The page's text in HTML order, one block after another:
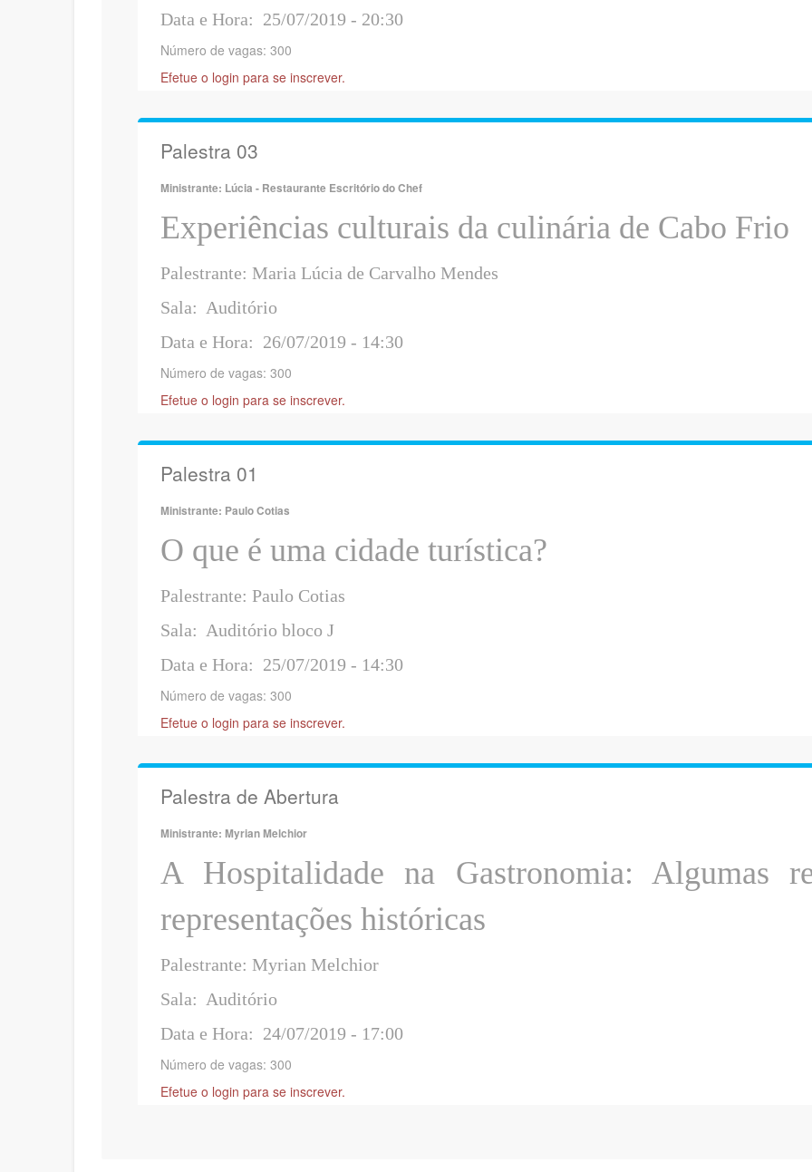
Data e Hora: 25/07/2019 - 20:30
Número de vagas: 300
Efetue o login para se inscrever.
Palestra 03
Ministrante: Lúcia - Restaurante Escritório do Chef
Experiências culturais da culinária de Cabo Frio
Palestrante: Maria Lúcia de Carvalho
Sala: Auditório
Data e Hora: 26/07/2019 - 14:30
Número de vagas: 300
Efetue o login para se inscrever.
Palestra 01
Ministrante: Paulo Cotias
O que é uma cidade turística?
Palestrante: Paulo Cotias
Sala: Auditório bloco J
Data e Hora: 25/07/2019 - 14:30
Número de vagas: 300
Efetue o login para se inscrever.
Palestra de Abertura
Ministrante: Myrian Melchior
A Hospitalidade na Gastronomia: Algumas
representações históricas
Palestrante: Myrian Melchior
Sala: Auditório
Data e Hora: 24/07/2019 - 17:00
Número de vagas: 300
Efetue o login para se inscrever.